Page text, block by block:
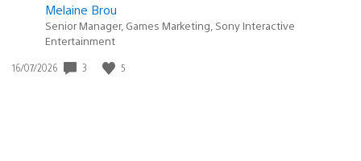
Melaine Brou
Senior Manager, Games Marketing, Sony Interactive
Entertainment
Data
16/07/2026 3 5